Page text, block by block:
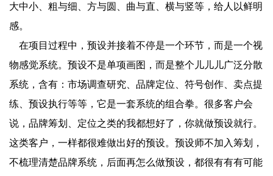
大中小、粗与细、方与圆、曲与直、横与竖等，给人以鲜明
感。
在项目过程中，预设并接着不停是一个环节，而是一个视
物感觉系统。预设不是单项画图，而是整个儿儿儿广泛分散
系统，含有：市场调查研究、品牌定位、符号创作、卖点提
练、预设执行等等，它是一套系统的组合拳。很多客户会
说，品牌筹划、定位之类的我都想好了，你就做预设就行。
这类客户，一样都很难做出好的预设。预设师不加入筹划，
不梳理清楚品牌系统，后面再怎么做预设，都很有有有可能